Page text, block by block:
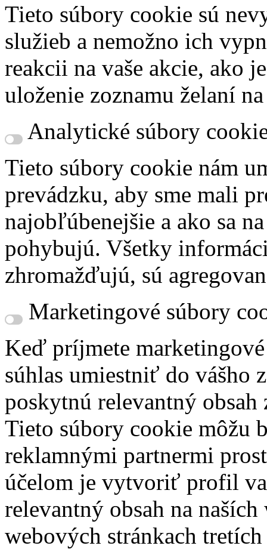
Tieto súbory cookie sú
služieb a nemožno ich
reakcii na vaše akcie, ako
uloženie zoznamu želaní
Analytické súbory
Tieto súbory cookie nám
prevádzku, aby sme mali
najobľúbenejšie a ako sa
pohybujú. Všetky
zhromažďujú, sú
Marketingové súbory
Keď príjmete
súhlas umiestniť do vášho
poskytnú relevantný
Tieto súbory cookie môžu
reklamnými partnermi
účelom je vytvoriť profil
relevantný obsah na
webových stránkach tretích